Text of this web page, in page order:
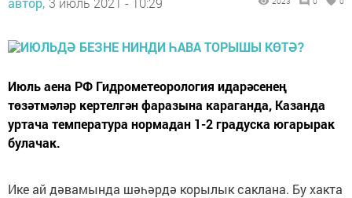
Июль аена РФ Гидрометеорология идарәсенең
төзәтмәләр кертелгән фаразына караганда, Казанда
уртача температура нормадан 1-2 градуска югарырак
булачак.
Ике ай дәвамында шәһәрдә корылык саклана. Бу хакта